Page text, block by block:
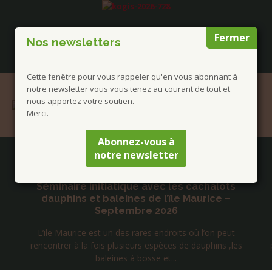
Fermer
Nos newsletters
Cette fenêtre pour vous rappeler qu'en vous abonnant à
notre newsletter vous vous tenez au courant de tout et
nous apportez votre soutien.
Merci.
Abonnez-vous à
notre newsletter
Publications à la Une !
Séminaire initiatique avec les cachalots
dauphins et baleines de l’île Maurice –
Septembre 2026
L’ile Maurice est un des rares endroits où l’on peut
rencontrer à la fois plusieurs espèces de dauphins ,les
baleines à bosse et...